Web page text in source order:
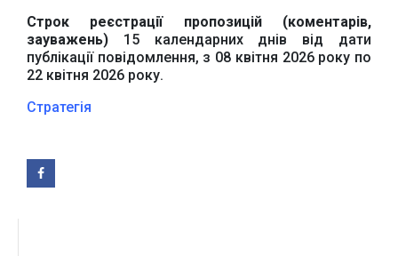
Строк реєстрації пропозицій
(коментарів,
зауважень)
15 календарних днів від дати
публікації повідомлення, з 08 квітня 2026 року по
22 квітня 2026 року.
Стратегія